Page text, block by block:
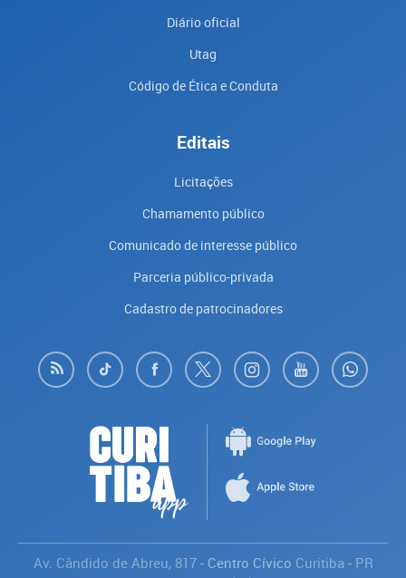
Diário oficial
Utag
Código de Ética e Conduta
Editais
Licitações
Chamamento público
Comunicado de interesse público
Parceria público-privada
Cadastro de patrocinadores
Av. Cândido de Abreu, 817- Centro Cívico Curitiba - PR